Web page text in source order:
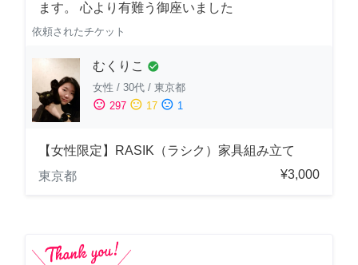
ます。 心より有難う御座いました
依頼されたチケット
むくりこ check_circle
女性 / 30代 / 東京都
sentiment_satisfied 297 sentiment_neutral 17 sentiment_dissatisfied 1
【女性限定】RASIK（ラシク）家具組み立て
東京都
¥3,000